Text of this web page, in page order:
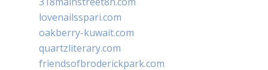
lovenailsspari.com
oakberry-kuwait.com
quartzliterary.com
friendsofbroderickpark.com